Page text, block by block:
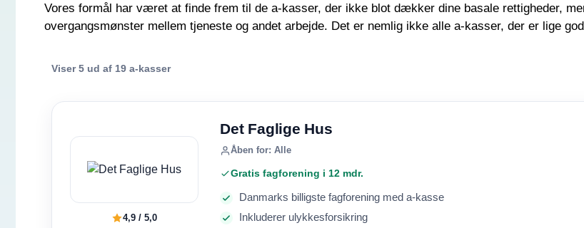
Vores formål har været at finde frem til de a-kasser, der ikke blot dækker dine basale rettigheder,
overgangsmønster mellem tjeneste og andet arbejde. Det er nemlig ikke alle a-kasser, der er lige
Viser5 ud af 19 a-kasser
4,9 / 5,0
Det Faglige Hus
Åben for: Alle
Gratis fagforening i 12 mdr.
Danmarks billigste fagforening med a-kasse
Inkluderer ulykkesforsikring